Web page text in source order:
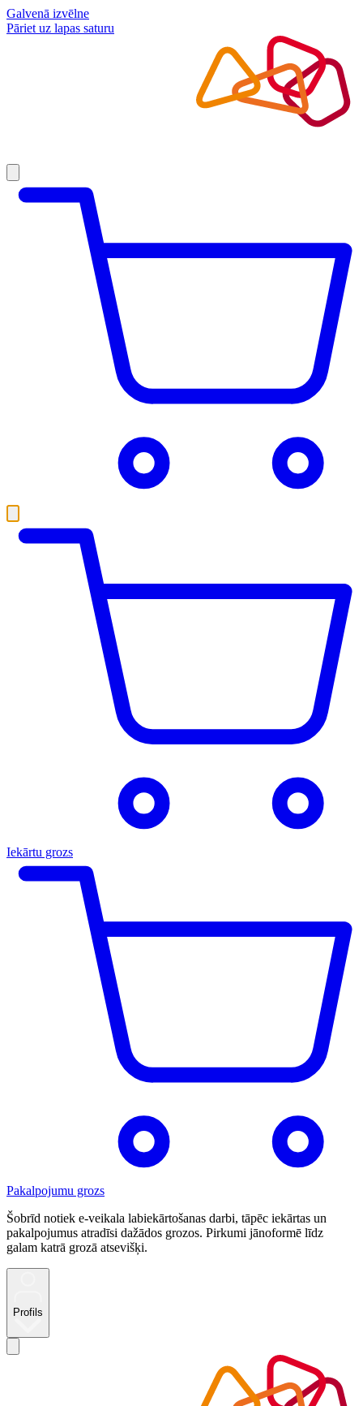
Galvenā izvēlne
Pāriet uz lapas saturu
Iekārtu grozs
Pakalpojumu grozs
Šobrīd notiek e-veikala labiekārtošanas darbi, tāpēc iekārtas un
pakalpojumus atradīsi dažādos grozos. Pirkumi jānoformē līdz
galam katrā grozā atsevišķi.
Profils